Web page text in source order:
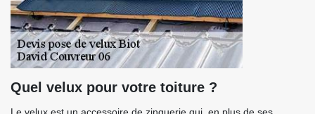
Quel velux pour votre toiture ?